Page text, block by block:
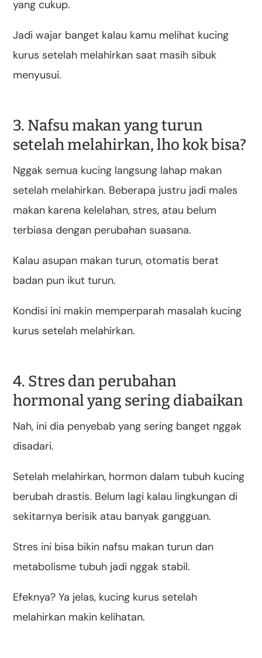
yang cukup.
Jadi wajar banget kalau kamu melihat kucing
kurus setelah melahirkan saat masih sibuk
menyusui.
3. Nafsu makan yang turun
setelah melahirkan, lho kok bisa?
Nggak semua kucing langsung lahap makan
setelah melahirkan. Beberapa justru jadi males
makan karena kelelahan, stres, atau belum
terbiasa dengan perubahan suasana.
Kalau asupan makan turun, otomatis berat
badan pun ikut turun.
Kondisi ini makin memperparah masalah kucing
kurus setelah melahirkan.
4. Stres dan perubahan
hormonal yang sering diabaikan
Nah, ini dia penyebab yang sering banget nggak
disadari.
Setelah melahirkan, hormon dalam tubuh kucing
berubah drastis. Belum lagi kalau lingkungan di
sekitarnya berisik atau banyak gangguan.
Stres ini bisa bikin nafsu makan turun dan
metabolisme tubuh jadi nggak stabil.
Efeknya? Ya jelas, kucing kurus setelah
melahirkan makin kelihatan.